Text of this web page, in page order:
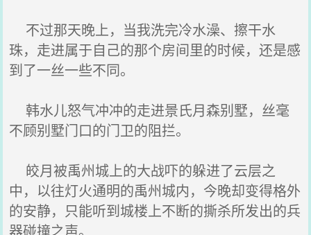
不过那天晚上，当我洗完冷水澡、擦干水
珠，走进属于自己的那个房间里的时候，还是感
到了一丝一些不同。
韩水儿怒气冲冲的走进景氏月森别墅，丝毫
不顾别墅门口的门卫的阻拦。
皎月被禹州城上的大战吓的躲进了云层之
中，以往灯火通明的禹州城内，今晚却变得格外
的安静，只能听到城楼上不断的撕杀所发出的兵
器碰撞之声。